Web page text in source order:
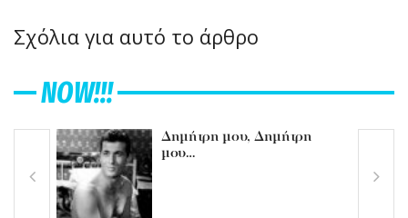
Σχόλια για αυτό το άρθρο
NOW!!!
Δημήτρη μου, Δημήτρη
μου…